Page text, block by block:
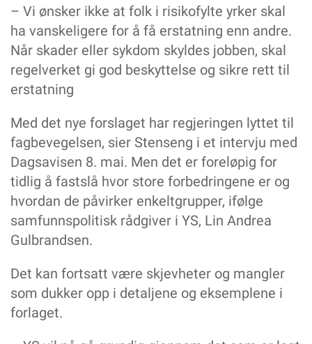
– Vi ønsker ikke at folk i risikofylte yrker skal
ha vanskeligere for å få erstatning enn andre.
Når skader eller sykdom skyldes jobben, skal
regelverket gi god beskyttelse og sikre rett til
erstatning
Med det nye forslaget har regjeringen lyttet til
fagbevegelsen, sier Stenseng i et intervju med
Dagsavisen 8. mai. Men det er foreløpig for
tidlig å fastslå hvor store forbedringene er og
hvordan de påvirker enkeltgrupper, ifølge
samfunnspolitisk rådgiver i YS, Lin Andrea
Gulbrandsen.
Det kan fortsatt være skjevheter og mangler
som dukker opp i detaljene og eksemplene i
forlaget.